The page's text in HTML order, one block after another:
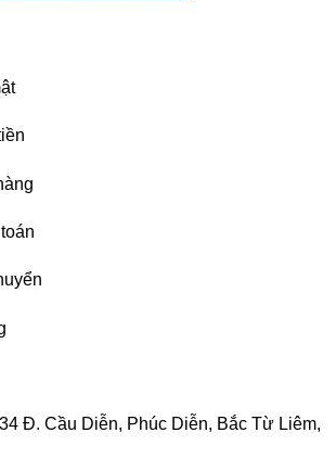
Đ. Cầu Diễn, Phúc Diễn, Bắc Từ Liêm,